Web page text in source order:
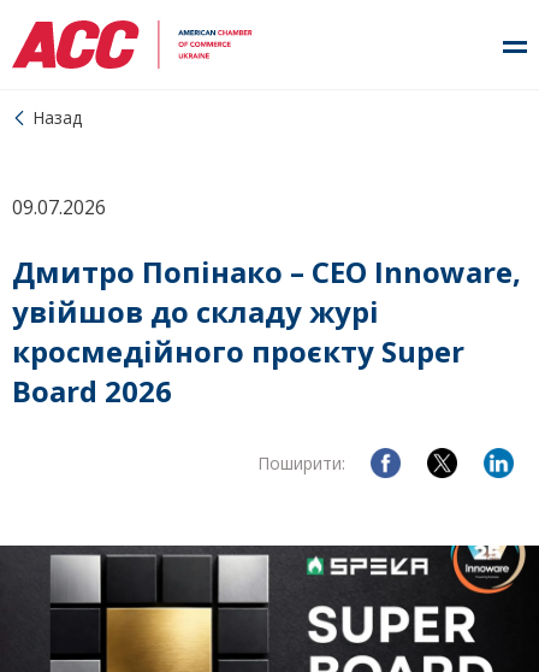
Назад
09.07.2026
Дмитро Попінако – CEO Innoware,
увійшов до складу журі
кросмедійного проєкту Super
Board 2026
Поширити: